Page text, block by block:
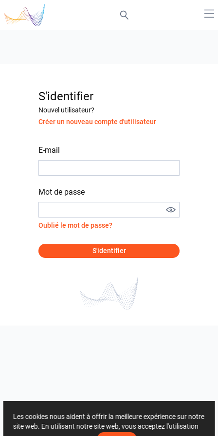
S'identifier
Nouvel utilisateur?
Créer un nouveau compte d'utilisateur
E-mail
Mot de passe
Oublié le mot de passe?
S'identifier
Les cookies nous aident à offrir la meilleure expérience sur notre
site web. En utilisant notre site web, vous acceptez l'utilisation